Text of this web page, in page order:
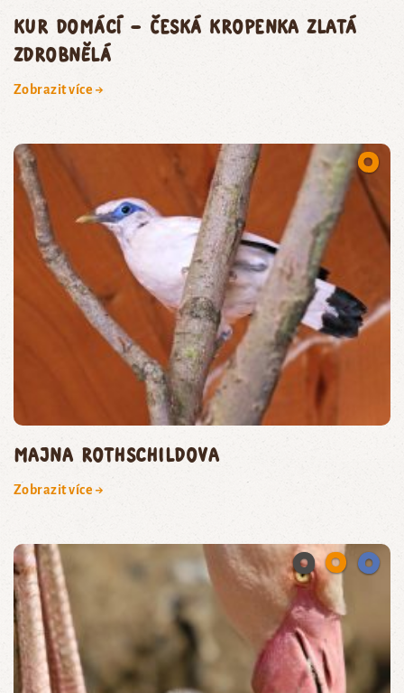
kur domácí – česká kropenka zlatá
zdrobnělá
Zobrazit více →
majna Rothschildova
Zobrazit více →